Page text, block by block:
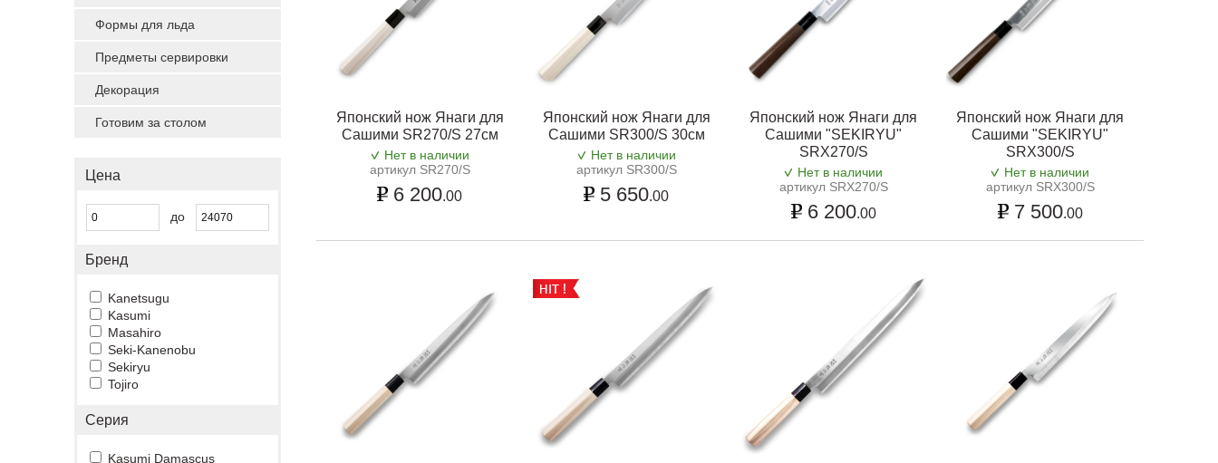
Формы для льда
Предметы сервировки
Декорация
Готовим за столом
Цена
до
Бренд
Kanetsugu
Kasumi
Masahiro
Seki-Kanenobu
Sekiryu
Tojiro
Серия
Kasumi Damascus
Японский нож Янаги для
Сашими SR270/S 27см
Нет в наличии
артикул SR270/S
6 200.00
Японский нож Янаги для
Сашими SR300/S 30см
Нет в наличии
артикул SR300/S
5 650.00
Японский нож Янаги для
Сашими "SEKIRYU"
SRX270/S
Нет в наличии
артикул SRX270/S
6 200.00
Японский нож Янаги для
Сашими "SEKIRYU"
SRX300/S
Нет в наличии
артикул SRX300/S
7 500.00